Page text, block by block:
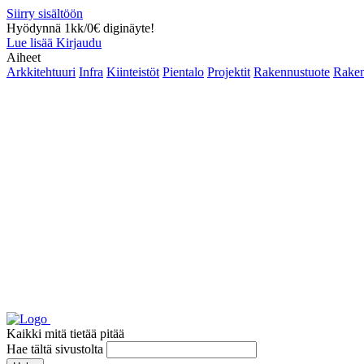
Siirry sisältöön
Hyödynnä 1kk/0€ diginäyte!
Lue lisää Kirjaudu
Aiheet
Arkkitehtuuri Infra Kiinteistöt Pientalo Projektit Rakennustuote
Kaikki mitä tietää pitää
Hae tältä sivustolta